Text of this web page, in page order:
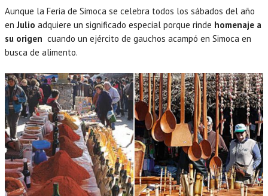
Aunque la Feria de Simoca se celebra todos los sábados del año
enJulio adquiere un significado especial porque rinde homenaje a
su origen cuando un ejército de gauchos acampó en Simoca en
busca de alimento.